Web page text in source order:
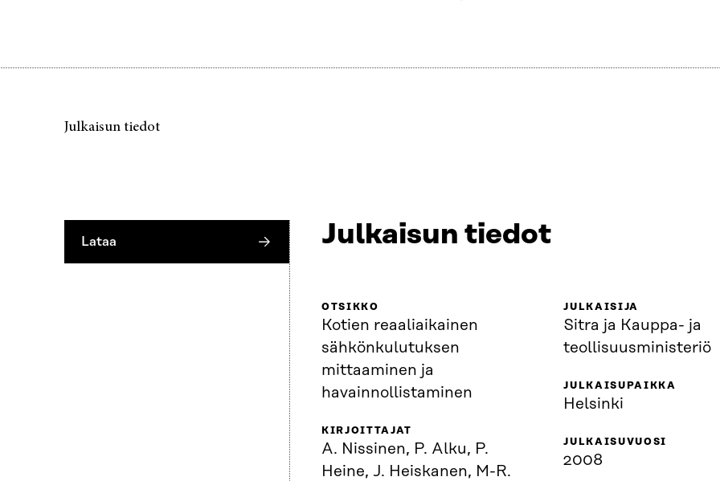
Julkaisun tiedot
Lataa Julkaisun tiedot
OTSIKKO
Kotien reaaliaikainen
sähkönkulutuksen
mittaaminen ja
havainnollistaminen
KIRJOITTAJAT
A. Nissinen, P. Alku, P.
Heine, J. Heiskanen, M-R.
JULKAISIJA
Sitra ja Kauppa- ja
teollisuusministeriö
JULKAISUPAIKKA
Helsinki
JULKAISUVUOSI
2008